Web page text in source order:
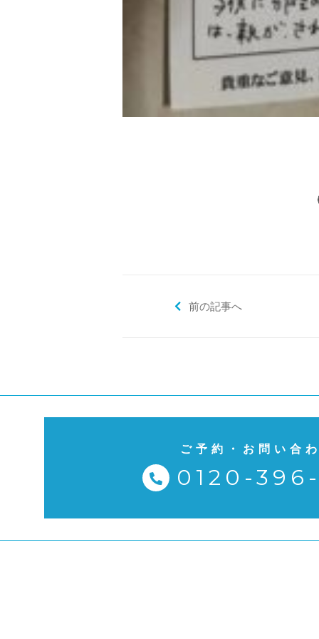
前の記事へ
ご予約・お問い合
0120-